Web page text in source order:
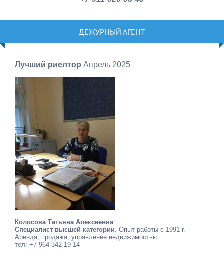
ДЕЖУРНЫЙ АГЕНТ
Лучший риелтор Апрель 2025
Колосова Татьяна Алексеевна
Специалист высшей категории . Опыт работы с 1991 г.
Аренда, продажа, управление недвижимостью
тел: +7-964-342-19-14